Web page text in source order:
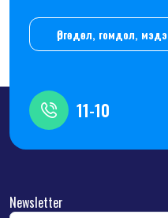
Өргөдөл, гомдол,
11-10
Newsletter